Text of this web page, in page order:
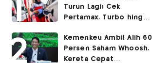
Turun Lagi! Cek
Pertamax, Turbo hingga
Agustus 2026
Kemenkeu Ambil Alih 60
Persen Saham Whoosh,
Kereta Cepat